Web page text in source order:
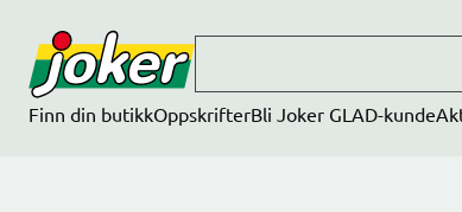
Finn din butikkOppskrifterBli Joker GLAD-kunde